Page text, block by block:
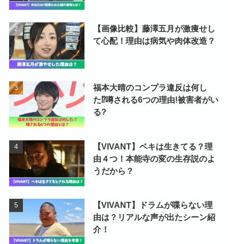
【画像比較】藤澤五月が激痩せし
て心配！理由は病気や肉体改造？
福本大晴のコンプラ違反は何し
た⁉噂される6つの理由!被害者がい
る?
【VIVANT】ベキは生きてる？理
由４つ！本能寺の変の生存説のよ
うだから？
【VIVANT】ドラムが喋らない理
由は？リアルな声が出たシーン紹
介！